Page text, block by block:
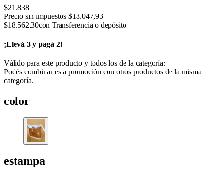
$21.838
Precio sin impuestos $18.047,93
$18.562,30con Transferencia o depósito
¡Llevá 3 y pagá 2!
Válido para este producto y todos los de la categoría:
Podés combinar esta promoción con otros productos de la misma
categoría.
color
estampa